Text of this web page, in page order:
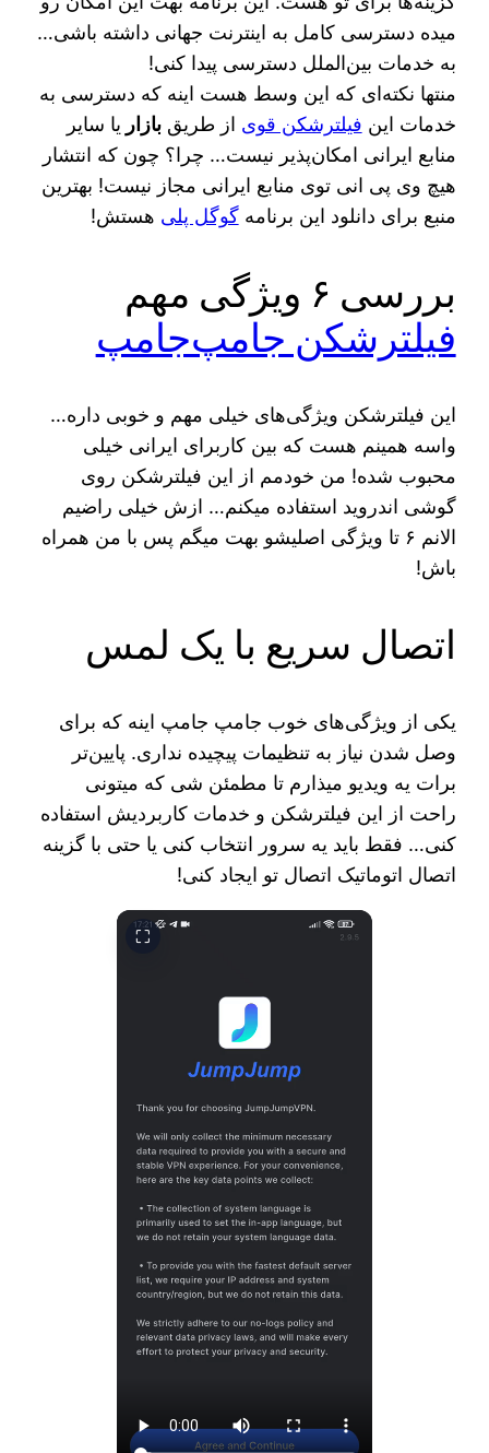
میده دسترسی کامل به اینترنت جهانی داشته باشی…
به خدمات بین‌الملل دسترسی پیدا کنی!
منتها نکته‌ای که این وسط هست اینه که دسترسی به
خدمات این فیلترشکن قوی از طریقبازار یا سایر
منابع ایرانی امکان‌پذیر نیست… چرا؟ چون که انتشار
هیچ وی پی انی توی منابع ایرانی مجاز نیست! بهترین
منبع برای دانلود این برنامهگوگل پلی هستش!
بررسی ۶ ویژگی مهم
فیلترشکن جامپ‌جامپ
این فیلترشکن ویژگی‌های خیلی مهم و خوبی داره…
واسه همینم هست که بین کاربرای ایرانی خیلی
محبوب شده! من خودمم از این فیلترشکن روی
گوشی اندروید استفاده میکنم… ازش خیلی راضیم
الانم ۶ تا ویژگی اصلیشو بهت میگم پس با من همراه
باش!
اتصال سریع با یک لمس
یکی از ویژگی‌های خوب جامپ جامپ اینه که برای
وصل شدن نیاز به تنظیمات پیچیده نداری. پایین‌تر
برات یه ویدیو میذارم تا مطمئن شی که میتونی
راحت از این فیلترشکن و خدمات کاربردیش استفاده
کنی… فقط باید یه سرور انتخاب کنی یا حتی با گزینه
اتصال اتوماتیک اتصال تو ایجاد کنی!
⛶